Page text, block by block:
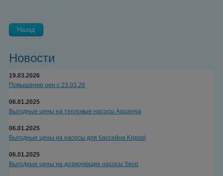
Новости
19.03.2026
Повышение цен с 23.03.26
06.01.2025
Выгодные цены на тепловые насосы Aquaviva
06.01.2025
Выгодные цены на насосы для бассейна Kripsol
06.01.2025
Выгодные цены на дозирующие насосы Seco
Назад